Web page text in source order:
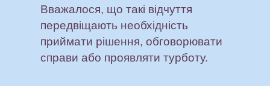
Вважалося, що такі відчуття
передвіщають необхідність
приймати рішення, обговорювати
справи або проявляти турботу.